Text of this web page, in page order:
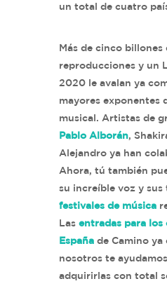
un total de cuatro
Más de cinco billones
reproducciones y un
2020 le avalan ya
mayores exponentes
musical. Artistas de
Pablo Alborán,
Alejandro ya han
Ahora, tú también
su increíble voz y sus
festivales de música
Las entradas para los
España de Camino ya
nosotros te
adquirirlas con total